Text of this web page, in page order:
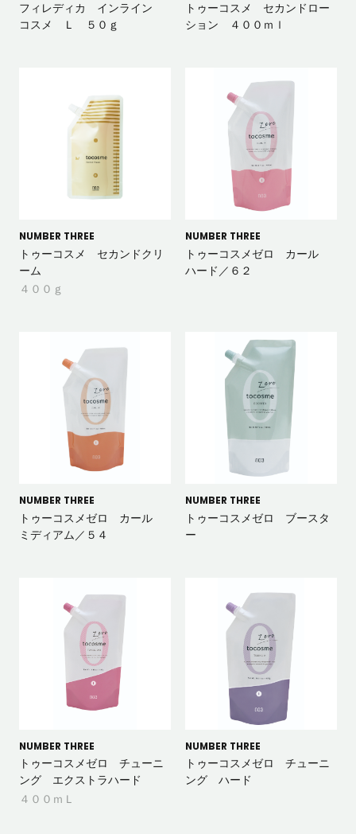
フィレディカ インライン
コスメ Ｌ ５０ｇ
トゥーコスメ セカンドロー
ション ４００ｍｌ
NUMBER THREE
トゥーコスメ セカンドクリ
ーム
４００ｇ
NUMBER THREE
トゥーコスメゼロ カール
ハード／６２
NUMBER THREE
トゥーコスメゼロ カール
ミディアム／５４
NUMBER THREE
トゥーコスメゼロ ブースタ
ー
NUMBER THREE
トゥーコスメゼロ チューニ
ング エクストラハード
４００ｍＬ
NUMBER THREE
トゥーコスメゼロ チューニ
ング ハード